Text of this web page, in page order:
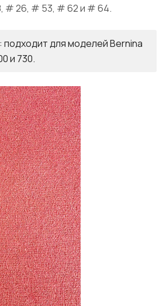
# 26, # 53, # 62 и # 64.
для моделей Bernina
и 730.